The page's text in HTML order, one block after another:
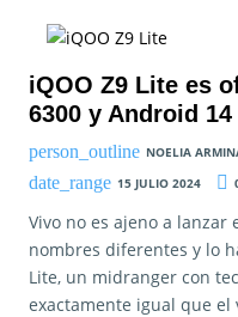
iQOO Z9 Lite es
6300 y Android 14
NOELIA
15 JULIO 2024
Vivo no es ajeno a lanzar
nombres diferentes y lo
Lite, un midranger con
exactamente igual que el